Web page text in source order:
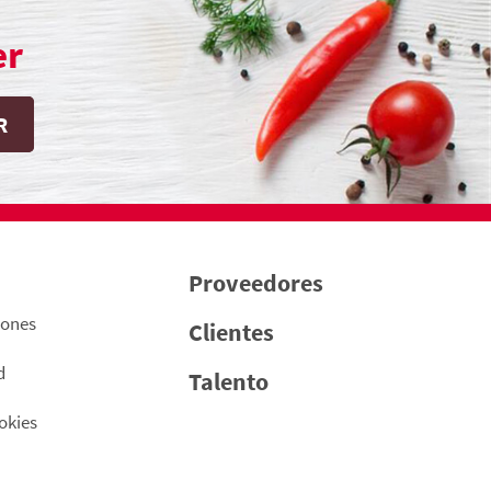
Proveedores
Clientes
Talento